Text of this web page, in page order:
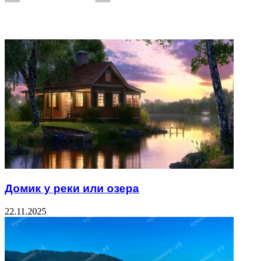
Домик у реки или озера
22.11.2025